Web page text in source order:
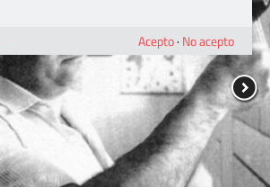
Acepto· No acepto